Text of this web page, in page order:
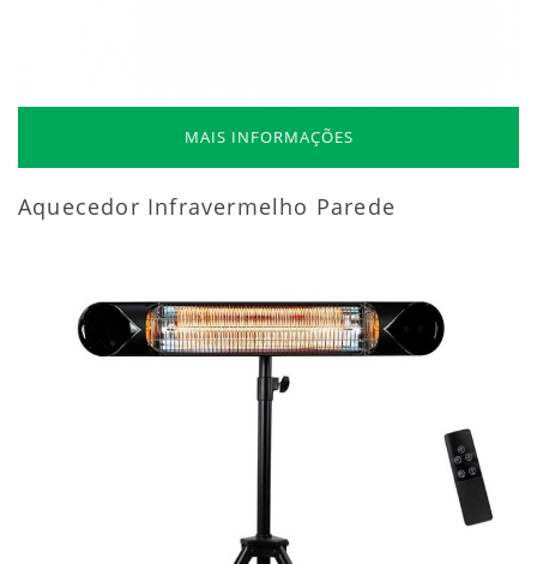
MAIS INFORMAÇÕES
Aquecedor Infravermelho Parede